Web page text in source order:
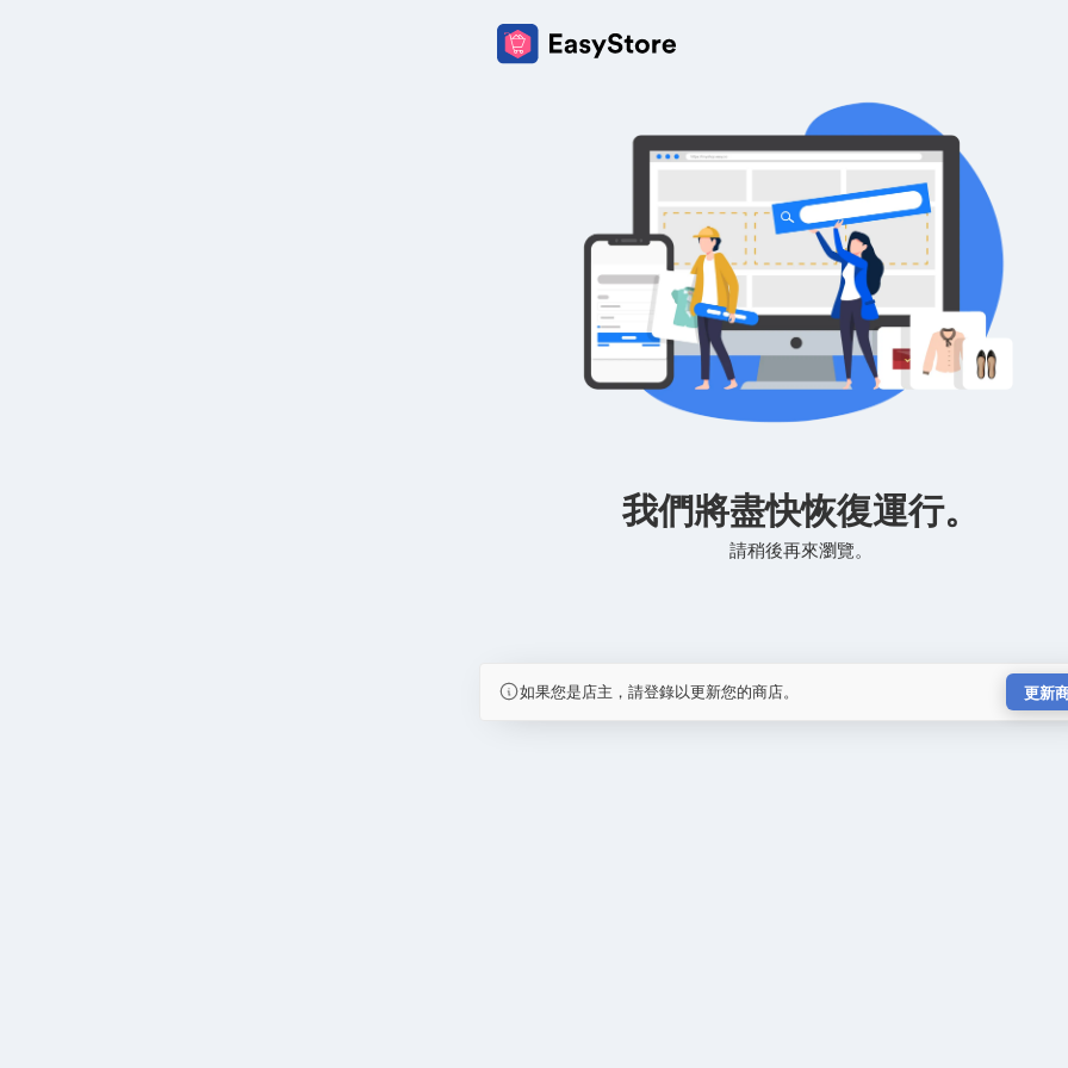
我們將盡快恢復運行。
請稍後再來瀏覽。
如果您是店主，請登錄以更新您的商店。 更新